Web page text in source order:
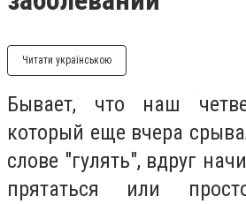
Читати українською
Бывает, что наш
который еще вчера
слове "гулять", вдруг
прятаться или